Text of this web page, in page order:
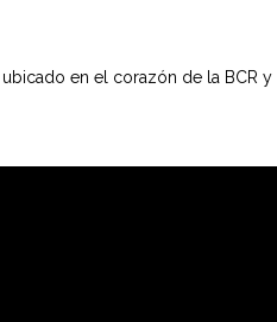
en el corazón de la